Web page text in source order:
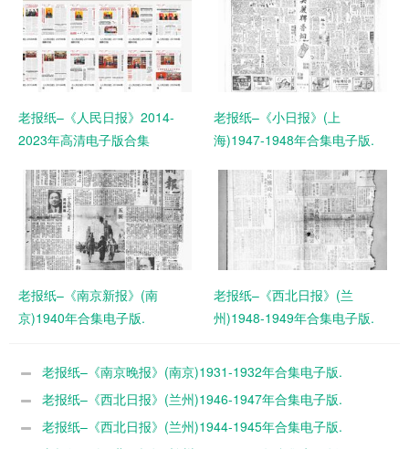
老报纸–《人民日报》2014-
2023年高清电子版合集
老报纸–《小日报》(上
海)1947-1948年合集电子版.
老报纸–《南京新报》(南
京)1940年合集电子版.
老报纸–《西北日报》(兰
州)1948-1949年合集电子版.
老报纸–《南京晚报》(南京)1931-1932年合集电子版.
老报纸–《西北日报》(兰州)1946-1947年合集电子版.
老报纸–《西北日报》(兰州)1944-1945年合集电子版.